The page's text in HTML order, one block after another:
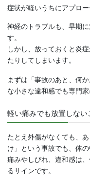
症状が軽いうちにアプロ
神経のトラブルも、早期
す。
しかし、放っておくと炎
たりしてしまいます。
まずは「事故のあと、何
な小さな違和感でも専門
軽い痛みでも放置しない
たとえ外傷がなくても、
け」という事故でも、体の
痛みやしびれ、違和感は
るサインです。